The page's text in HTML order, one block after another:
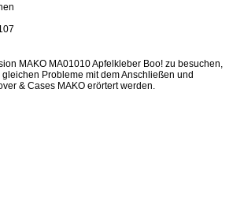
MAKO MA01010 Apfelkleber Boo! zu besuchen,
Probleme mit dem Anschließen und
& Cases MAKO erörtert werden.